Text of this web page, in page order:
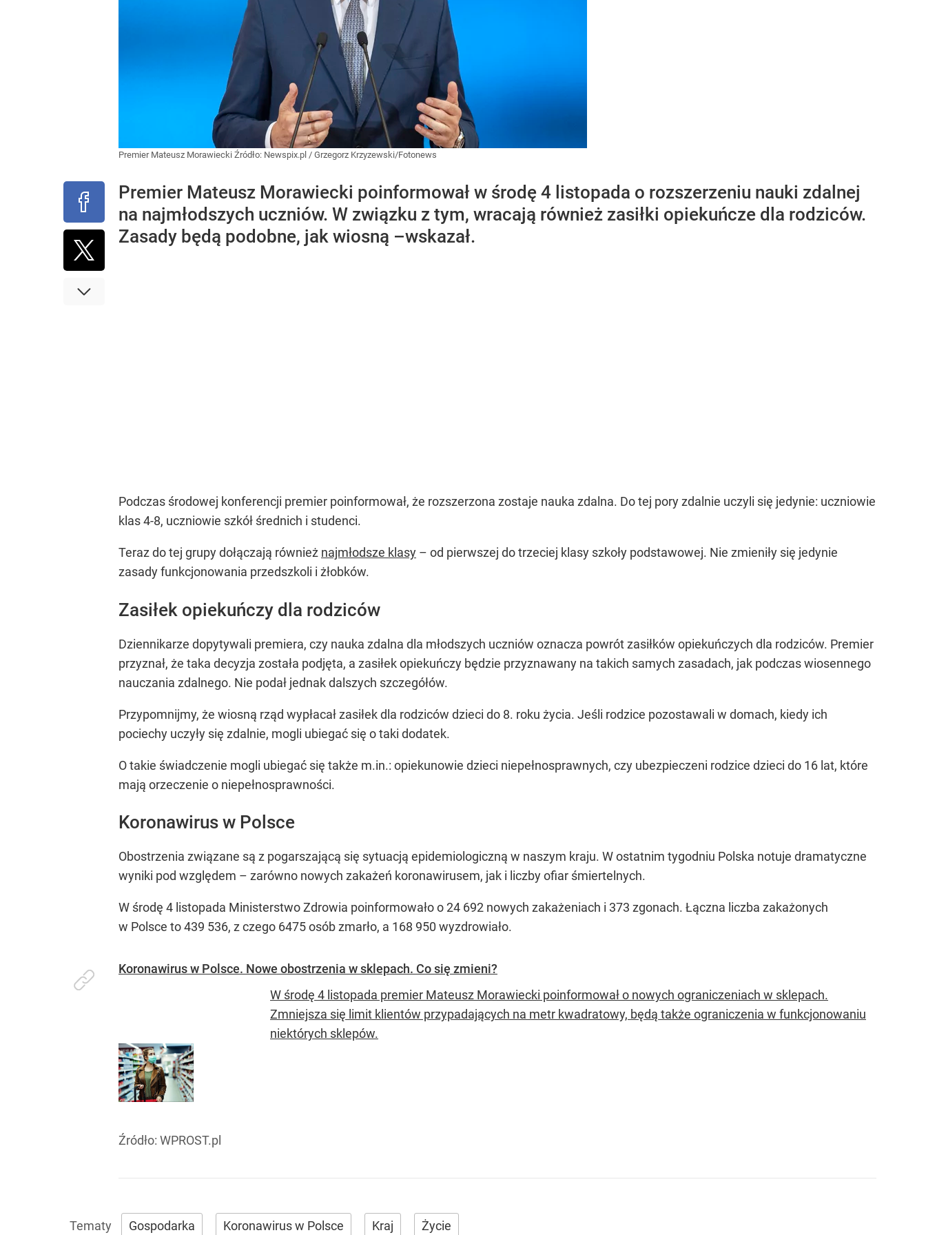
Premier Mateusz Morawiecki Źródło: Newspix.pl / Grzegorz Krzyzewski/Fotonews
Premier Mateusz Morawiecki poinformował w środę 4 listopada o rozszerzeniu nauki zdalnej
na najmłodszych uczniów. W związku z tym, wracają również zasiłki opiekuńcze dla rodziców.
Zasady będą podobne, jak wiosną –wskazał.
Podczas środowej konferencji premier poinformował, że rozszerzona zostaje nauka zdalna. Do tej pory zdalnie uczyli się jedynie: uczniowie
klas 4-8, uczniowie szkół średnich i studenci.
Teraz do tej grupy dołączają również najmłodsze klasy – od pierwszej do trzeciej klasy szkoły podstawowej. Nie zmieniły się jedynie
zasady funkcjonowania przedszkoli i żłobków.
Zasiłek opiekuńczy dla rodziców
Dziennikarze dopytywali premiera, czy nauka zdalna dla młodszych uczniów oznacza powrót zasiłków opiekuńczych dla rodziców. Premier
przyznał, że taka decyzja została podjęta, a zasiłek opiekuńczy będzie przyznawany na takich samych zasadach, jak podczas wiosennego
nauczania zdalnego. Nie podał jednak dalszych szczegółów.
Przypomnijmy, że wiosną rząd wypłacał zasiłek dla rodziców dzieci do 8. roku życia. Jeśli rodzice pozostawali w domach, kiedy ich
pociechy uczyły się zdalnie, mogli ubiegać się o taki dodatek.
O takie świadczenie mogli ubiegać się także m.in.: opiekunowie dzieci niepełnosprawnych, czy ubezpieczeni rodzice dzieci do 16 lat, które
mają orzeczenie o niepełnosprawności.
Koronawirus w Polsce
Obostrzenia związane są z pogarszającą się sytuacją epidemiologiczną w naszym kraju. W ostatnim tygodniu Polska notuje dramatyczne
wyniki pod względem – zarówno nowych zakażeń koronawirusem, jak i liczby ofiar śmiertelnych.
W środę 4 listopada Ministerstwo Zdrowia poinformowało o 24 692 nowych zakażeniach i 373 zgonach. Łączna liczba zakażonych
w Polsce to 439 536, z czego 6475 osób zmarło, a 168 950 wyzdrowiało.
Koronawirus w Polsce. Nowe obostrzenia w sklepach. Co się zmieni?
W środę 4 listopada premier Mateusz Morawiecki poinformował o nowych ograniczeniach w sklepach.
Zmniejsza się limit klientów przypadających na metr kwadratowy, będą także ograniczenia w funkcjonowaniu
niektórych sklepów.
Źródło: WPROST.pl
Gospodarka Koronawirus w Polsce Kraj Życie